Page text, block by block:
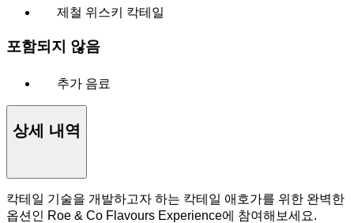
제철 위스키 칵테일
포함되지 않음
추가 음료
상세 내역
칵테일 기술을 개발하고자 하는 칵테일 애호가를 위한 완벽한
옵션인 Roe & Co Flavours Experience에 참여해보세요.